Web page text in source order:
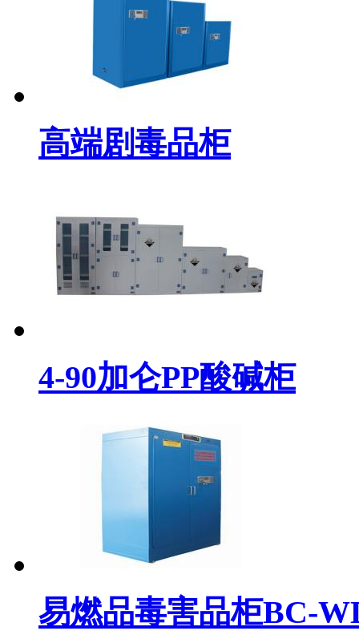
高端剧毒品柜
4-90加仑PP酸碱柜
易燃品毒害品柜BC-